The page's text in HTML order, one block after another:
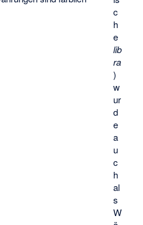
c
h
e
lib
ra
)
w
ur
d
e
a
u
c
h
al
s
W